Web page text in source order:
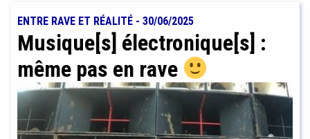
ENTRE RAVE ET RÉALITÉ - 30/06/2025
Musique[s] électronique[s] :
même pas en rave